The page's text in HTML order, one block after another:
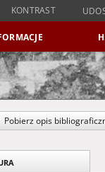
KONTRAST
Pobierz opis